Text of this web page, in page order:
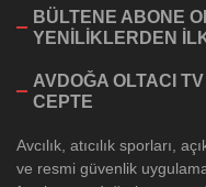
BÜLTENE ABONE
YENİLİKLERDEN
AVDOĞA OLTACI
CEPTE
Avcılık, atıcılık sporları,
ve resmi güvenlik